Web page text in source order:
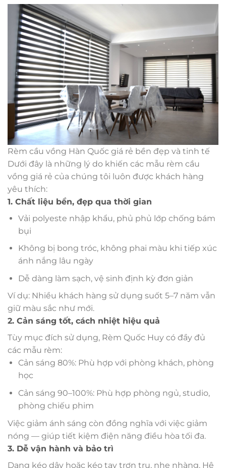
Rèm cầu vồng Hàn Quốc giá rẻ bền đẹp và tinh tế
Dưới đây là những lý do khiến các mẫu rèm cầu
vồng giá rẻ của chúng tôi luôn được khách hàng
yêu thích:
1. Chất liệu bền, đẹp qua thời gian
Vải polyeste nhập khẩu, phủ phủ lớp chống bám
bụi
Không bị bong tróc, không phai màu khi tiếp xúc
ánh nắng lâu ngày
Dễ dàng làm sạch, vệ sinh định kỳ đơn giản
Ví dụ: Nhiều khách hàng sử dụng suốt 5–7 năm vẫn
giữ màu sắc như mới.
2. Cản sáng tốt, cách nhiệt hiệu quả
Tùy mục đích sử dụng, Rèm Quốc Huy có đầy đủ
các mẫu rèm:
Cản sáng 80%: Phù hợp với phòng khách, phòng
học
Cản sáng 90–100%: Phù hợp phòng ngủ, studio,
phòng chiếu phim
Việc giảm ánh sáng còn đồng nghĩa với việc giảm
nóng — giúp tiết kiệm điện năng điều hòa tối đa.
3. Dễ vận hành và bảo trì
Dạng kéo dây hoặc kéo tay trơn tru, nhẹ nhàng. Hệ